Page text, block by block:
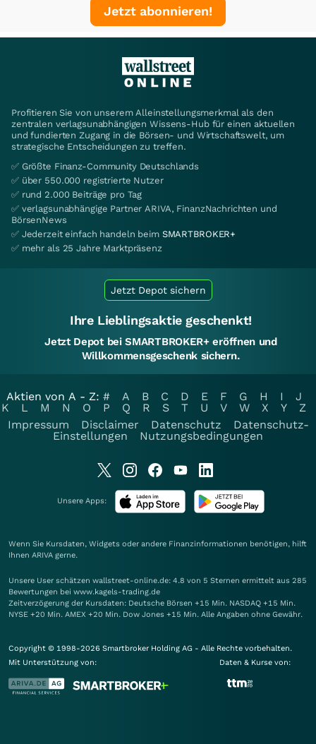
Jetzt abonnieren!
Profitieren Sie von unserem Alleinstellungsmerkmal als den
zentralen verlagsunabhängigen Wissens-Hub für einen aktuellen
und fundierten Zugang in die Börsen- und Wirtschaftswelt, um
strategische Entscheidungen zu treffen.
✅ Größte Finanz-Community Deutschlands
✅ über 550.000 registrierte Nutzer
✅ rund 2.000 Beiträge pro Tag
✅ verlagsunabhängige Partner ARIVA, FinanzNachrichten und
BörsenNews
✅ Jederzeit einfach handeln beim SMARTBROKER+
✅ mehr als 25 Jahre Marktpräsenz
Jetzt Depot sichern
Ihre Lieblingsaktie geschenkt!
Jetzt Depot bei SMARTBROKER+ eröffnen und
Willkommensgeschenk sichern.
Aktien von A - Z: # A B C D E F G H I
J
K
L M N O P Q R S T U V W X Y
Z
Impressum
Disclaimer Datenschutz
Datenschutz-
Einstellungen
Nutzungsbedingungen
Unsere Apps:
Wenn Sie Kursdaten, Widgets oder andere Finanzinformationen benötigen, hilft
Ihnen ARIVA gerne.
Unsere User schätzen wallstreet-online.de: 4.8 von 5 Sternen ermittelt aus 285
Bewertungen bei www.kagels-trading.de
Zeitverzögerung der Kursdaten: Deutsche Börsen +15 Min. NASDAQ +15 Min.
NYSE +20 Min. AMEX +20 Min. Dow Jones +15 Min. Alle Angaben ohne Gewähr.
Copyright © 1998-2026 Smartbroker Holding AG - Alle Rechte vorbehalten.
Mit Unterstützung von:
Daten & Kurse von: